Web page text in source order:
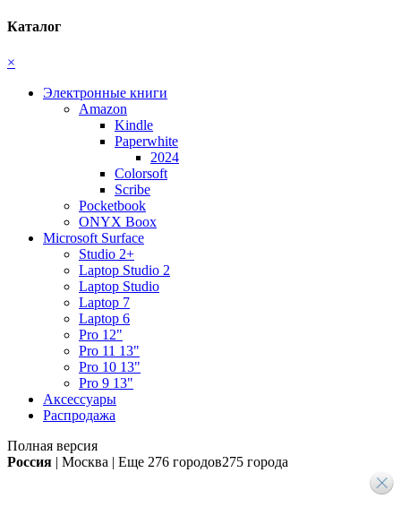
Каталог
×
Электронные книги
Amazon
Kindle
Paperwhite
2024
Colorsoft
Scribe
Pocketbook
ONYX Boox
Microsoft Surface
Studio 2+
Laptop Studio 2
Laptop Studio
Laptop 7
Laptop 6
Pro 12"
Pro 11 13"
Pro 10 13"
Pro 9 13"
Аксессуары
Распродажа
Полная версия
Россия | Москва | Еще 276 городов275 города